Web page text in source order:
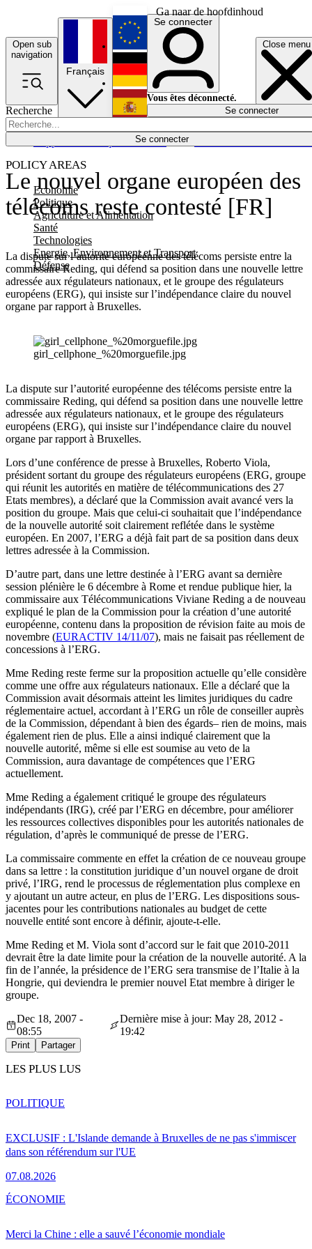
Ga naar de hoofdinhoud
Open sub
navigation
Close menu
Recherche
Se connecter
POLICY AREAS
Economie
Politique
Agriculture et Alimentation
Santé
Technologies
Energie, Environnement et Transport
Défense
Économie
Français
English
Deutsch
Español
Se connecter
Vous êtes déconnecté.
Se connecter
Le nouvel organe européen des
télécoms reste contesté [FR]
La dispute sur l’autorité européenne des télécoms persiste entre la
commissaire Reding, qui défend sa position dans une nouvelle lettre
adressée aux régulateurs nationaux, et le groupe des régulateurs
européens (ERG), qui insiste sur l’indépendance claire du nouvel
organe par rapport à Bruxelles.
girl_cellphone_%20morguefile.jpg
La dispute sur l’autorité européenne des télécoms persiste entre la
commissaire Reding, qui défend sa position dans une nouvelle lettre
adressée aux régulateurs nationaux, et le groupe des régulateurs
européens (ERG), qui insiste sur l’indépendance claire du nouvel
organe par rapport à Bruxelles.
Lors d’une conférence de presse à Bruxelles, Roberto Viola,
président sortant du groupe des régulateurs européens (ERG, groupe
qui réunit les autorités en matière de télécommunications des 27
Etats membres), a déclaré que la Commission avait avancé vers la
position du groupe. Mais que celui-ci souhaitait que l’indépendance
de la nouvelle autorité soit clairement reflétée dans le système
européen. En 2007, l’ERG a déjà fait part de sa position dans deux
lettres adressée à la Commission.
D’autre part, dans une lettre destinée à l’ERG avant sa dernière
session plénière le 6 décembre à Rome et rendue publique hier, la
commissaire aux Télécommunications Viviane Reding a de nouveau
expliqué le plan de la Commission pour la création d’une autorité
européenne, contenu dans la proposition de révision faite au mois de
novembre (EURACTIV 14/11/07), mais ne faisait pas réellement de
concessions à l’ERG.
Mme Reding reste ferme sur la proposition actuelle qu’elle considère
comme une offre aux régulateurs nationaux. Elle a déclaré que la
Commission avait désormais atteint les limites juridiques du cadre
réglementaire actuel, accordant à l’ERG un rôle de conseiller auprès
de la Commission, dépendant à bien des égards– rien de moins, mais
également rien de plus. Elle a ainsi indiqué clairement que la
nouvelle autorité, même si elle est soumise au veto de la
Commission, aura davantage de compétences que l’ERG
actuellement.
Mme Reding a également critiqué le groupe des régulateurs
indépendants (IRG), créé par l’ERG en décembre, pour améliorer
les ressources collectives disponibles pour les autorités nationales de
régulation, d’après le communiqué de presse de l’ERG.
La commissaire commente en effet la création de ce nouveau groupe
dans sa lettre : la constitution juridique d’un nouvel organe de droit
privé, l’IRG, rend le processus de réglementation plus complexe en
y ajoutant un autre acteur, en plus de l’ERG. Les dispositions sous-
jacentes pour les contributions nationales au budget de cette
nouvelle entité sont encore à définir, ajoute-t-elle.
Mme Reding et M. Viola sont d’accord sur le fait que 2010-2011
devrait être la date limite pour la création de la nouvelle autorité. A la
fin de l’année, la présidence de l’ERG sera transmise de l’Italie à la
Hongrie, qui deviendra le premier nouvel Etat membre à diriger le
groupe.
Dec 18, 2007 -
08:55
Dernière mise à jour: May 28, 2012 -
19:42
Print Partager
LES PLUS LUS
EXCLUSIF : L'Islande demande à Bruxelles de ne pas s'immiscer
dans son référendum sur l'UE
07.08.2026
POLITIQUE
Merci la Chine : elle a sauvé l’économie mondiale
ÉCONOMIE